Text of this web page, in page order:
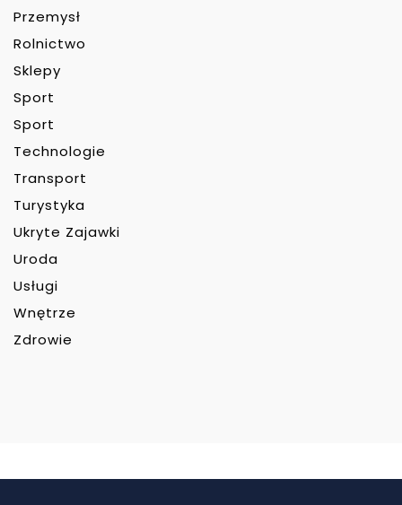
Przemysł
Rolnictwo
Sklepy
Sport
Sport
Technologie
Transport
Turystyka
Ukryte Zajawki
Uroda
Usługi
Wnętrze
Zdrowie